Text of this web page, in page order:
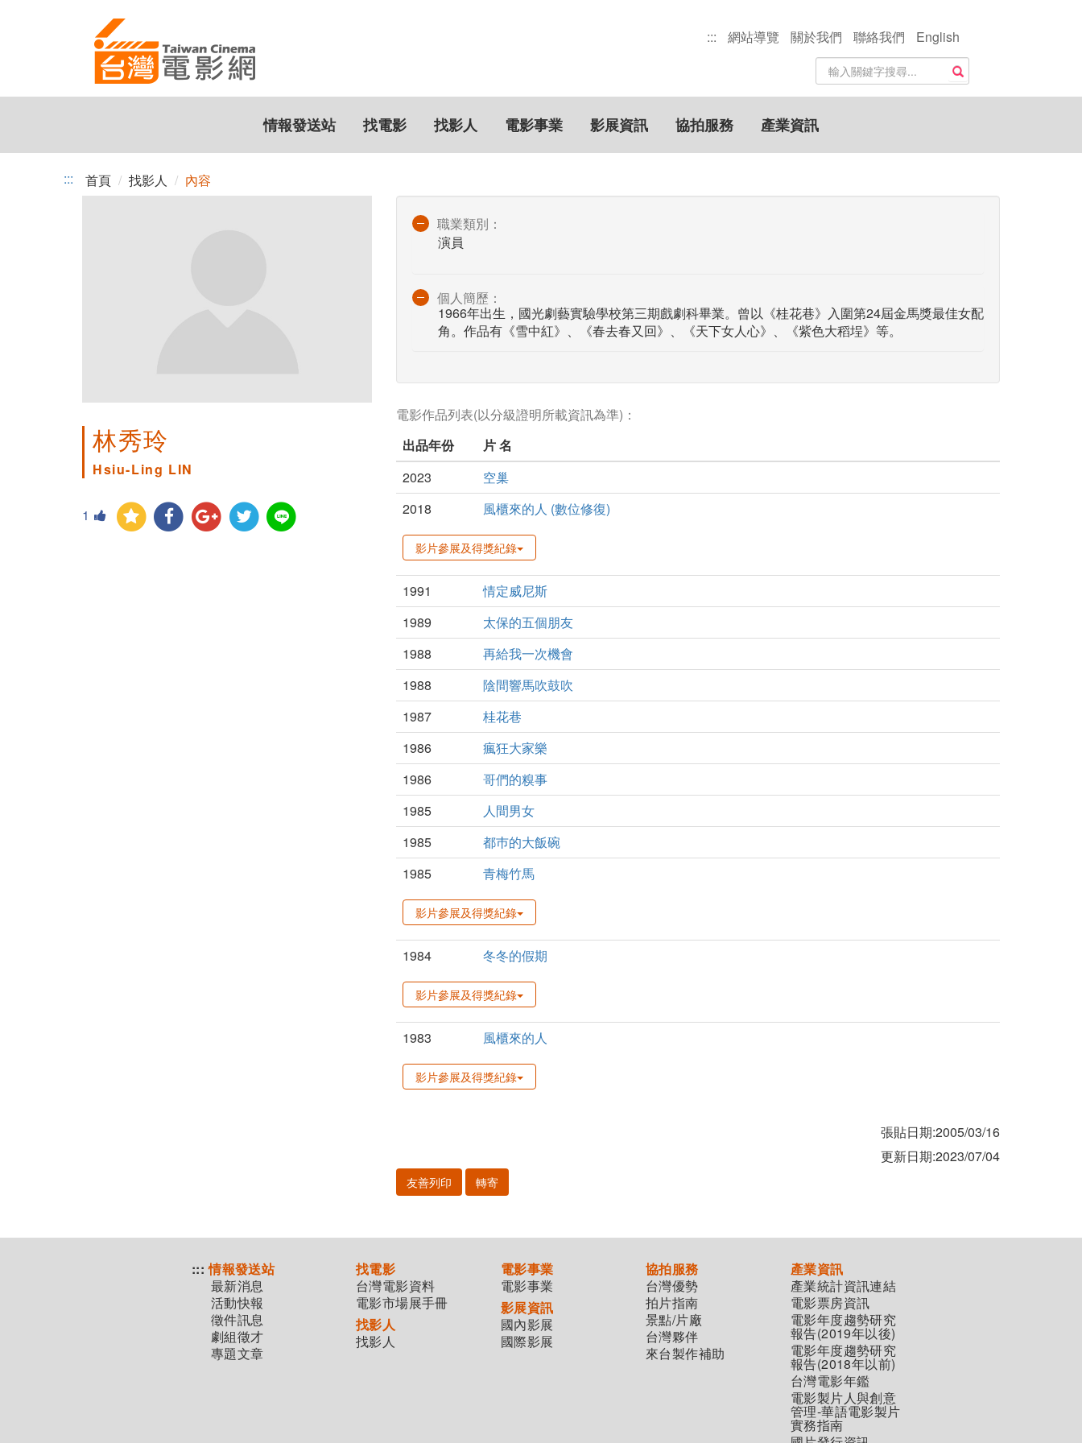
::: 網站導覽 關於我們 聯絡我們
English
站
內
搜
尋
關
鍵
搜尋
情報發送站 找電影 找影人 電影事業 影展資訊 協拍服務 產業資訊
::: 首頁 找影人 內容
林秀玲
Hsiu-Ling LIN
1
職業類別：
演員
個人簡歷：
1966年出生，國光劇藝實驗學校第三期戲劇科畢業。曾以《桂花巷》入圍第24屆金馬獎最佳女配
角。作品有《雪中紅》、《春去春又回》、《天下女人心》、《紫色大稻埕》等。
電影作品列表(以分級證明所載資訊為準)：
出品年份
片 名
2023
空巢
2018
風櫃來的人 (數位修復)
影片參展及得獎紀錄
1991
情定威尼斯
1989
太保的五個朋友
1988
再給我一次機會
1988
陰間響馬吹鼓吹
1987
桂花巷
1986
瘋狂大家樂
1986
哥們的糗事
1985
人間男女
1985
都巿的大飯碗
1985
青梅竹馬
影片參展及得獎紀錄
1984 冬冬的假期
影片參展及得獎紀錄
1983 風櫃來的人
影片參展及得獎紀錄
張貼日期:2005/03/16
更新日期:2023/07/04
友善列印 轉寄
::: 情報發送站
最新消息
活動快報
徵件訊息
劇組徵才
專題文章
找電影
台灣電影資料
電影市場展手冊
找影人
找影人
電影事業
電影事業
影展資訊
國內影展
國際影展
協拍服務
台灣優勢
拍片指南
景點/片廠
台灣夥伴
來台製作補助
產業資訊
產業統計資訊連結
電影票房資訊
電影年度趨勢研究
報告(2019年以後)
電影年度趨勢研究
報告(2018年以前)
台灣電影年鑑
電影製片人與創意
管理-華語電影製片
實務指南